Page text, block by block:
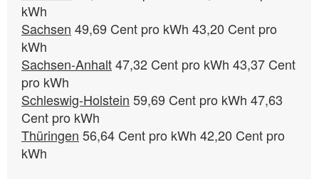
Sachsen 49,69 Cent pro kWh 43,20 Cent pro
Sachsen-Anhalt47,32 Cent pro kWh 43,37 Cent
Schleswig-Holstein 59,69 Cent pro kWh 47,63
Thüringen 56,64 Cent pro kWh 42,20 Cent pro
kWh